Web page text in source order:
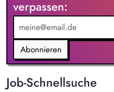
verpassen:
Abonnieren
Job-Schnellsuche